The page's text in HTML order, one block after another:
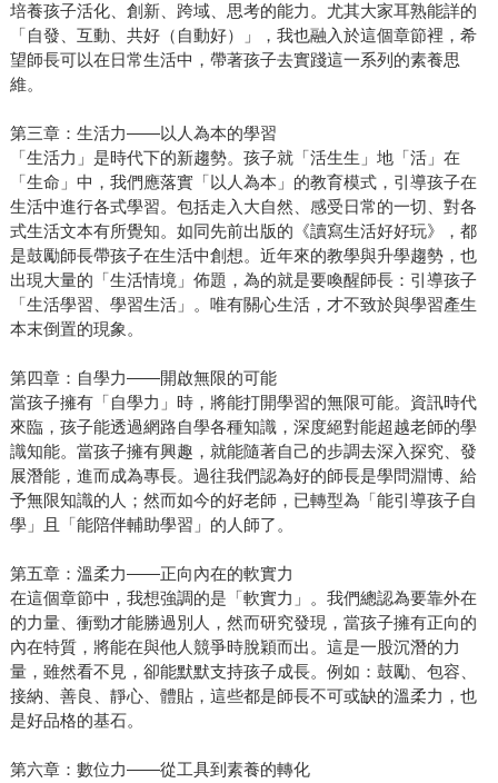
培養孩子活化、創新、跨域、思考的能力。尤其大家耳熟能詳的
「自發、互動、共好（自動好）」，我也融入於這個章節裡，希
望師長可以在日常生活中，帶著孩子去實踐這一系列的素養思
維。
第三章：生活力——以人為本的學習
「生活力」是時代下的新趨勢。孩子就「活生生」地「活」在
「生命」中，我們應落實「以人為本」的教育模式，引導孩子在
生活中進行各式學習。包括走入大自然、感受日常的一切、對各
式生活文本有所覺知。如同先前出版的《讀寫生活好好玩》，都
是鼓勵師長帶孩子在生活中創想。近年來的教學與升學趨勢，也
出現大量的「生活情境」佈題，為的就是要喚醒師長：引導孩子
「生活學習、學習生活」。唯有關心生活，才不致於與學習產生
本末倒置的現象。
第四章：自學力——開啟無限的可能
當孩子擁有「自學力」時，將能打開學習的無限可能。資訊時代
來臨，孩子能透過網路自學各種知識，深度絕對能超越老師的學
識知能。當孩子擁有興趣，就能隨著自己的步調去深入探究、發
展潛能，進而成為專長。過往我們認為好的師長是學問淵博、給
予無限知識的人；然而如今的好老師，已轉型為「能引導孩子自
學」且「能陪伴輔助學習」的人師了。
第五章：溫柔力——正向內在的軟實力
在這個章節中，我想強調的是「軟實力」。我們總認為要靠外在
的力量、衝勁才能勝過別人，然而研究發現，當孩子擁有正向的
內在特質，將能在與他人競爭時脫穎而出。這是一股沉潛的力
量，雖然看不見，卻能默默支持孩子成長。例如：鼓勵、包容、
接納、善良、靜心、體貼，這些都是師長不可或缺的溫柔力，也
是好品格的基石。
第六章：數位力——從工具到素養的轉化